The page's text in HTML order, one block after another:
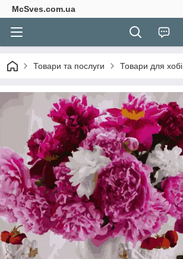
McSves.com.ua
Товари та послуги Товари для хобі